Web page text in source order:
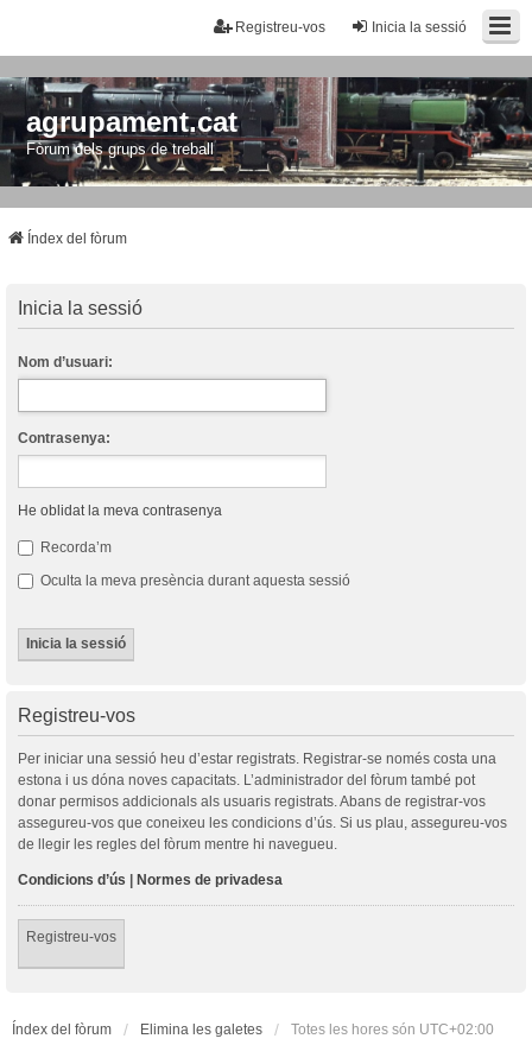
Inicia la sessió
Registreu-vos
agrupament.cat
Fòrum dels grups de treball
Índex del fòrum
Inicia la sessió
Nom d’usuari:
Contrasenya:
He oblidat la meva contrasenya
Recorda’m
Oculta la meva presència durant aquesta sessió
Registreu-vos
Per iniciar una sessió heu d’estar registrats. Registrar-se només costa una
estona i us dóna noves capacitats. L’administrador del fòrum també pot
donar permisos addicionals als usuaris registrats. Abans de registrar-vos
assegureu-vos que coneixeu les condicions d’ús. Si us plau, assegureu-vos
de llegir les regles del fòrum mentre hi navegueu.
Condicions d’ús | Normes de privadesa
Registreu-vos
Índex del fòrum Elimina les galetes Totes les hores són UTC+02:00